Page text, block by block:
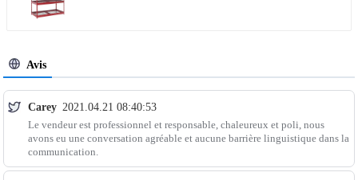
Avis
Carey 2021.04.21 08:40:53
Le vendeur est professionnel et responsable, chaleureux et poli, nous
avons eu une conversation agréable et aucune barrière linguistique dans la
communication.